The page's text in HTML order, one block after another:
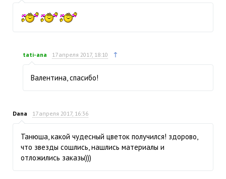
tati-ana 17 апреля 2017, 18:10 ↑
Валентина, спасибо!
Dana 17 апреля 2017, 16:36
Танюша, какой чудесный цветок получился! здорово,
что звезды сошлись, нашлись материалы и
отложились заказы)))